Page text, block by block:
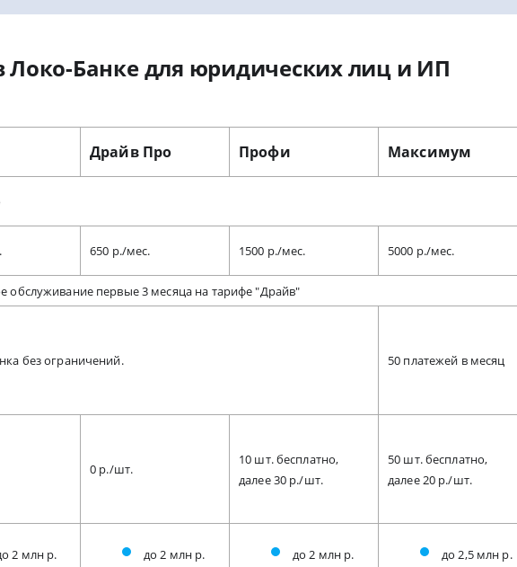
Банке для юридических лиц и ИП
Драйв Про Профи
Максимум
650 р./мес. 1500 р./мес. 5000 р./мес.
обслуживание первые 3 месяца на тарифе "Драйв"
без ограничений. 50 платежей в месяц
0 р./шт.
10 шт. бесплатно,
далее 30 р./шт.
50 шт. бесплатно,
далее 20 р./шт.
2 млн р.
до 2 млн р.
до 2 млн р.
до 2,5 млн р.